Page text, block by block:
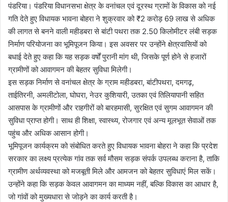
पंडरिया। पंडरिया विधानसभा क्षेत्र के वनांचल एवं दूरस्थ ग्रामों के विकास को नई
गति देते हुए विधायक भावना बोहरा ने शुक्रवार को ₹2 करोड़ 69 लाख से अधिक
की लागत से बनने वाली महीडबरा से बांटी पथरा तक 2.50 किलोमीटर लंबी सड़क
निर्माण परियोजना का भूमिपूजन किया। इस अवसर पर उन्होंने क्षेत्रवासियों को
बधाई देते हुए कहा कि यह सड़क वर्षों पुरानी मांग थी, जिसके पूर्ण होने से हजारों
ग्रामीणों को आवागमन की बेहतर सुविधा मिलेगी।
इस सड़क निर्माण से वनांचल क्षेत्र के ग्राम महीडबरा, बांटीपथरा, दमगढ़,
ताईतिरनी, अमलीटोला, घोघरा, नेउर कुशियारी, उतका एवं तिलियापानी सहित
आसपास के ग्रामीणों और राहगीरों को बारहमासी, सुरक्षित एवं सुगम आवागमन की
सुविधा प्राप्त होगी। साथ ही शिक्षा, स्वास्थ्य, रोजगार एवं अन्य मूलभूत सेवाओं तक
पहुंच और अधिक आसान होगी।
भूमिपूजन कार्यक्रम को संबोधित करते हुए विधायक भावना बोहरा ने कहा कि प्रदेश
सरकार का लक्ष्य प्रत्येक गांव तक सर्व मौसम सड़क संपर्क उपलब्ध कराना है, ताकि
ग्रामीण अर्थव्यवस्था को मजबूती मिले और आमजन को बेहतर सुविधाएं मिल सकें।
उन्होंने कहा कि सड़क केवल आवागमन का माध्यम नहीं, बल्कि विकास का आधार है,
जो गांवों को मुख्यधारा से जोड़ने का कार्य करती है।